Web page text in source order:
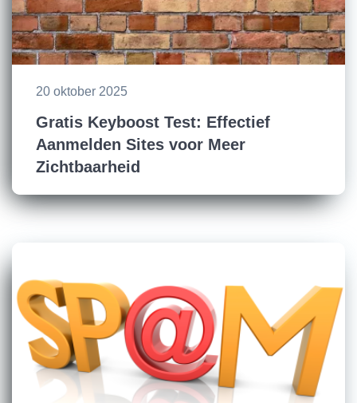
20 oktober 2025
Gratis Keyboost Test: Effectief
Aanmelden Sites voor Meer
Zichtbaarheid